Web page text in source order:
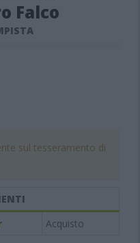
Falco
sul tesseramento di
Acquisto